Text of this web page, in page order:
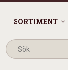
SORTIMENT